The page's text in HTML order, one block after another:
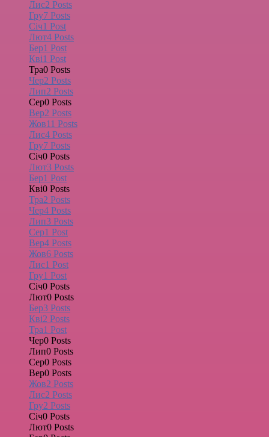
Лис2 Posts
Гру7 Posts
Січ1 Post
Лют4 Posts
Бер1 Post
Кві1 Post
Тра0 Posts
Чер2 Posts
Лип2 Posts
Сер0 Posts
Вер2 Posts
Жов11 Posts
Лис4 Posts
Гру7 Posts
Січ0 Posts
Лют3 Posts
Бер1 Post
Кві0 Posts
Тра2 Posts
Чер4 Posts
Лип3 Posts
Сер1 Post
Вер4 Posts
Жов6 Posts
Лис1 Post
Гру1 Post
Січ0 Posts
Лют0 Posts
Бер3 Posts
Кві2 Posts
Тра1 Post
Чер0 Posts
Лип0 Posts
Сер0 Posts
Вер0 Posts
Жов2 Posts
Лис2 Posts
Гру2 Posts
Січ0 Posts
Лют0 Posts